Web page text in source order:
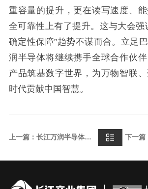
重容量的提升，更在读写速度、
全可靠性上有了提升。这与大会强
确定性保障”趋势不谋而合。立足
润半导体将继续携手全球合作伙
产品筑基数字世界，为万物智联
时代贡献中国智慧。
上一篇：长江万润半导体参展MemoryS 2026